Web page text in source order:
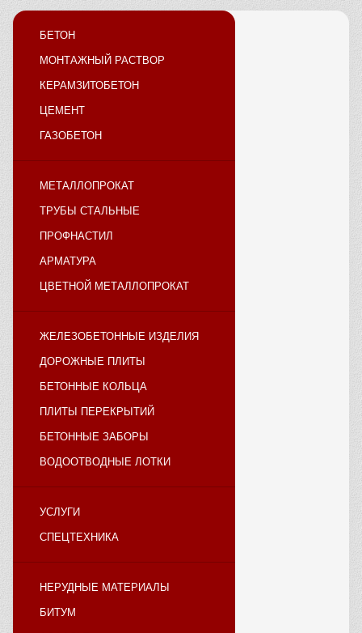
БЕТОН
МОНТАЖНЫЙ РАСТВОР
КЕРАМЗИТОБЕТОН
ЦЕМЕНТ
ГАЗОБЕТОН
МЕТАЛЛОПРОКАТ
ТРУБЫ СТАЛЬНЫЕ
ПРОФНАСТИЛ
АРМАТУРА
ЦВЕТНОЙ МЕТАЛЛОПРОКАТ
ЖЕЛЕЗОБЕТОННЫЕ ИЗДЕЛИЯ
ДОРОЖНЫЕ ПЛИТЫ
БЕТОННЫЕ КОЛЬЦА
ПЛИТЫ ПЕРЕКРЫТИЙ
БЕТОННЫЕ ЗАБОРЫ
ВОДООТВОДНЫЕ ЛОТКИ
УСЛУГИ
СПЕЦТЕХНИКА
НЕРУДНЫЕ МАТЕРИАЛЫ
БИТУМ